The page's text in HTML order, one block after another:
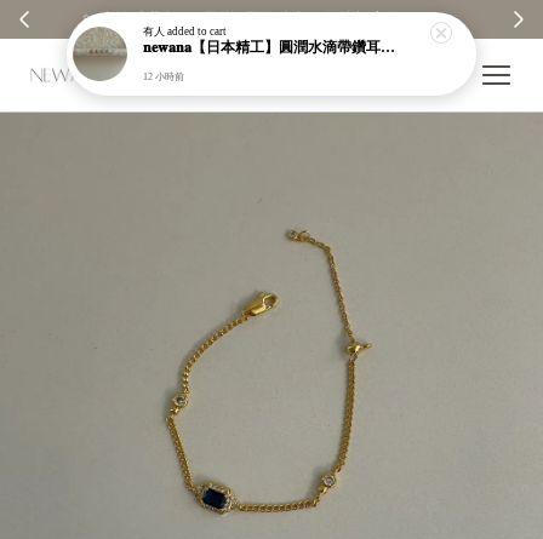
有人 added to cart
𝐧𝐞𝐰𝐚𝐧𝐚【日本精工】圓潤水滴帶鑽耳環｜耳針｜高保色｜純銀｜鍍玫瑰金｜現貨＋預購【n989】
12 小時前